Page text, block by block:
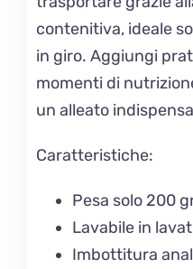
contenitiva, ideale
in giro. Aggiungi
momenti di
un alleato
Caratteristiche:
Pesa solo 200
Lavabile in
Imbottitura